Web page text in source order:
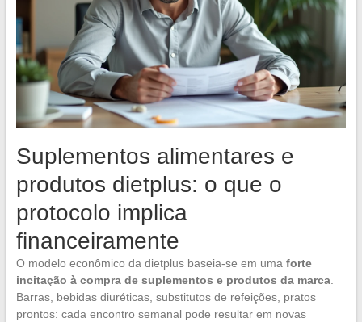
Suplementos alimentares e
produtos dietplus: o que o
protocolo implica
financeiramente
O modelo econômico da dietplus baseia-se em uma forte
incitação à compra de suplementos e produtos da marca.
Barras, bebidas diuréticas, substitutos de refeições, pratos
prontos: cada encontro semanal pode resultar em novas